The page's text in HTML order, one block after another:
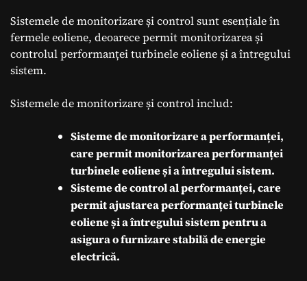
Sistemele de monitorizare și control sunt esențiale în
fermele eoliene, deoarece permit monitorizarea și
controlul performanței turbinele eoliene și a întregului
sistem.
Sistemele de monitorizare și control includ:
Sisteme de monitorizare a performanței,
care permit monitorizarea performanței
turbinele eoliene și a întregului sistem.
Sisteme de control al performanței, care
permit ajustarea performanței turbinele
eoliene și a întregului sistem pentru a
asigura o furnizare stabilă de energie
electrică.